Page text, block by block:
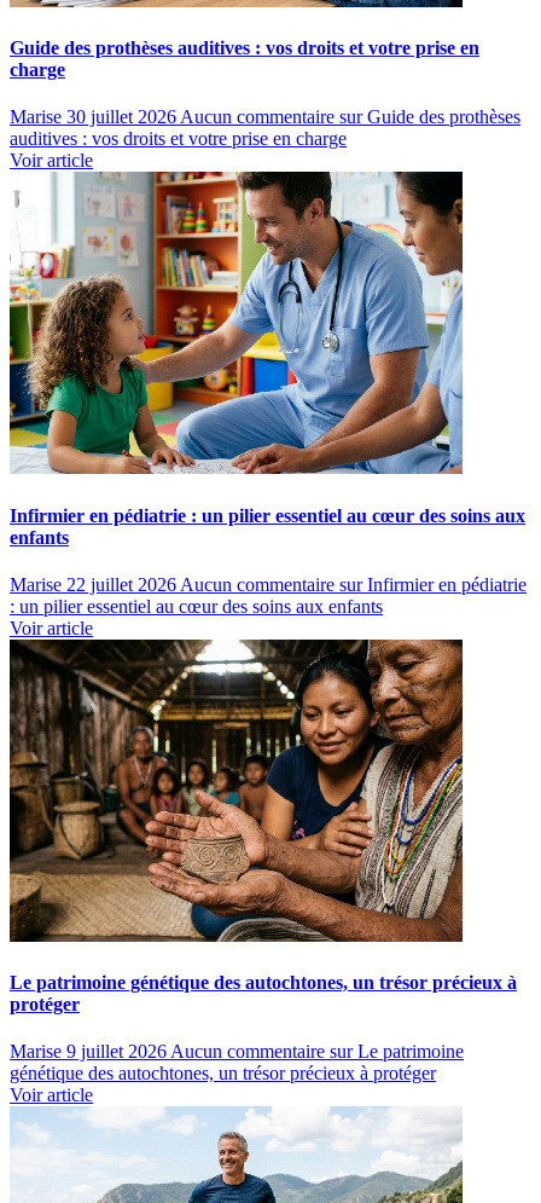
Guide des prothèses auditives : vos droits et votre prise en
charge
Marise 30 juillet 2026 Aucun commentaire sur Guide des prothèses
auditives : vos droits et votre prise en charge
Voir article
Infirmier en pédiatrie : un pilier essentiel au cœur des soins aux
enfants
Marise 22 juillet 2026 Aucun commentaire sur Infirmier en pédiatrie
: un pilier essentiel au cœur des soins aux enfants
Voir article
Le patrimoine génétique des autochtones, un trésor précieux à
protéger
Marise 9 juillet 2026 Aucun commentaire sur Le patrimoine
génétique des autochtones, un trésor précieux à protéger
Voir article